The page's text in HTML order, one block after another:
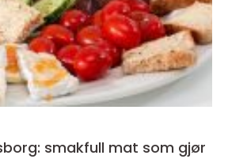
smakfull mat som gjør